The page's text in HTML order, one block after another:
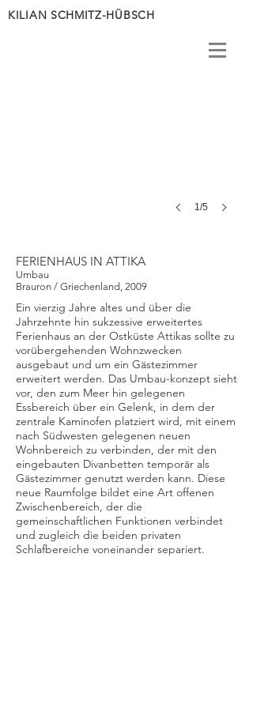
KILIAN SCHMITZ-HÜBSCH
1/5
FERIENHAUS IN ATTIKA
Umbau
Brauron / Griechenland, 2009
Ein vierzig Jahre altes und über die
Jahrzehnte hin sukzessive erweitertes
Ferienhaus an der Ostküste Attikas sollte zu
vorübergehenden Wohnzwecken
ausgebaut und um ein Gästezimmer
erweitert werden. Das Umbau-konzept sieht
vor, den zum Meer hin gelegenen
Essbereich über ein Gelenk, in dem der
zentrale Kaminofen platziert wird, mit einem
nach Südwesten gelegenen neuen
Wohnbereich zu verbinden, der mit den
eingebauten Divanbetten temporär als
Gästezimmer genutzt werden kann. Diese
neue Raumfolge bildet eine Art offenen
Zwischenbereich, der die
gemeinschaftlichen Funktionen verbindet
und zugleich die beiden privaten
Schlafbereiche voneinander separiert.